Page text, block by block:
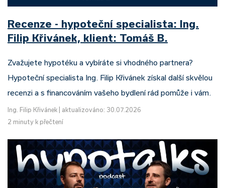
Recenze - hypoteční specialista: Ing.
Filip Křivánek, klient: Tomáš B.
Zvažujete hypotéku a vybíráte si vhodného partnera?
Hypoteční specialista Ing. Filip Křivánek získal další skvělou
recenzi a s financováním vašeho bydlení rád pomůže i vám.
Ing. Filip Křivánek
aktualizováno: 30.07.2026
2 minuty k přečtení